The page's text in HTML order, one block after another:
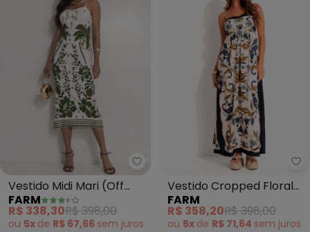
Farm - Vestido Midi Mari (Off
Vestido Midi Mari (Off
White)
FARM
R$ 338,30R$ 398,00
ou 5x de R$ 67,66 sem juros
Vestido Cropped Floral
Bege (Bege)
FARM
R$ 358,20R$ 398,00
ou 5x de R$ 71,64 sem juros